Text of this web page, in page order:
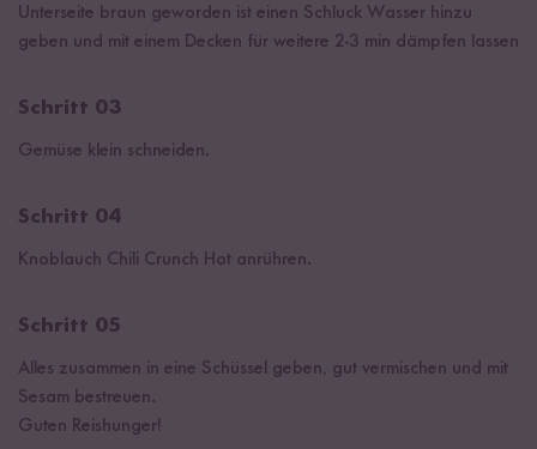
Unterseite braun geworden ist einen Schluck Wasser hinzu
geben und mit einem Decken für weitere 2-3 min dämpfen lassen
Schritt 03
Gemüse klein schneiden.
Schritt 04
Knoblauch Chili Crunch Hot anrühren.
Schritt 05
Alles zusammen in eine Schüssel geben, gut vermischen und mit
Sesam bestreuen.
Guten Reishunger!